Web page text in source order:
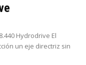
Hydrodrive El
un eje directriz sin